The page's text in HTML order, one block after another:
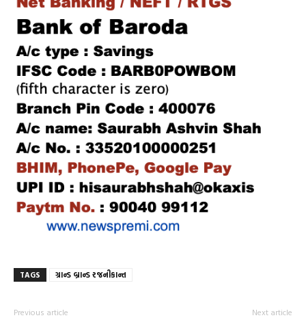
TAGS ગ્રાન્ડ બ્રાન્ડ રજનીકાન્ત
Previous article Next article